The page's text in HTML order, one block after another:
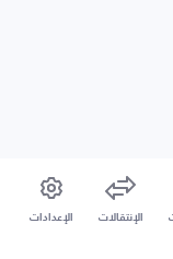
الإنتقالات الإعدادات